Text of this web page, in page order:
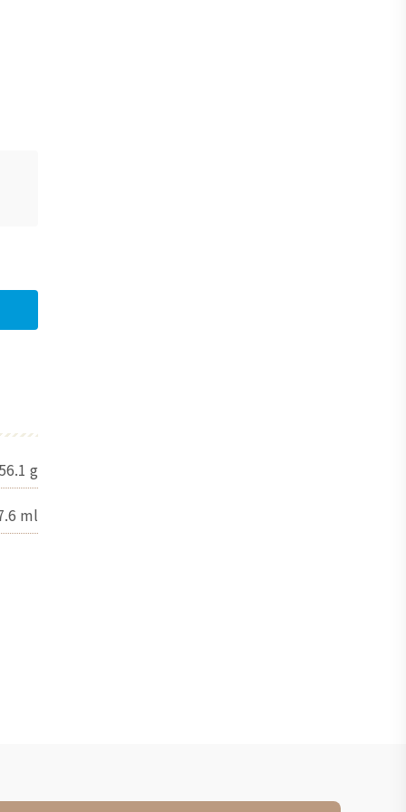
g
ml